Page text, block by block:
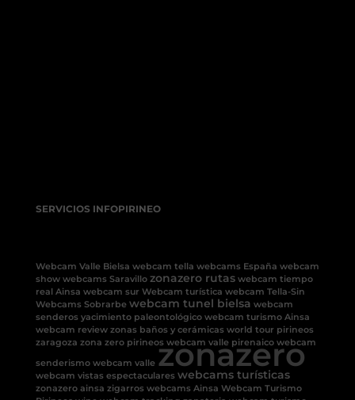
SERVICIOS INFOPIRINEO
Webcam Valle Bielsa webcam tella webcams España webcam
show webcams Saravillo zonazero rutas webcam tiempo
real Ainsa webcam sur Webcam turística webcam Tella-Sin
Webcams Sobrarbe webcam tunel bielsa webcam
senderos yacimiento paleontológico webcam turismo Ainsa
webcam review zonas baños y cerámicas world tour pirineos
zaragoza zona zero pirineos webcam valle pirenaico webcam
senderismo webcam valle zonazero
webcam vistas espectaculares webcams turísticas
zonazero ainsa zigarros webcams Ainsa Webcam Turismo